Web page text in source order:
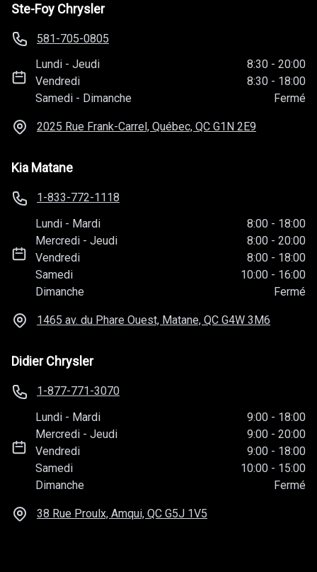
Ste-Foy Chrysler
581-705-0805
Lundi -Jeudi 8:30 - 20:00
Vendredi
8:30 - 18:00
Samedi - Dimanche Fermé
2025 Rue Frank-Carrel, Québec, QC G1N 2E9
Kia Matane
1-833-772-1118
Lundi - Mardi 8:00 - 18:00
Mercredi -Jeudi 8:00 - 20:00
Vendredi
8:00 - 18:00
Samedi
10:00 - 16:00
Dimanche
Fermé
1465 av. du Phare Ouest, Matane, QC G4W 3M6
Didier Chrysler
1-877-771-3070
Lundi - Mardi 9:00 - 18:00
Mercredi -Jeudi 9:00 - 20:00
Vendredi
9:00 - 18:00
Samedi
10:00 - 15:00
Dimanche
Fermé
38 Rue Proulx, Amqui, QC G5J 1V5